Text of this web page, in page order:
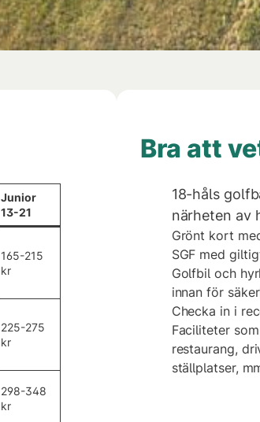
Junior
13-21
165-215
kr
225-275
kr
298-348
kr
Bra att
18-håls
närheten av
Grönt kort
SGF med
Golfbil och
innan för
Checka in i
Faciliteter
restaurang,
ställplatser,